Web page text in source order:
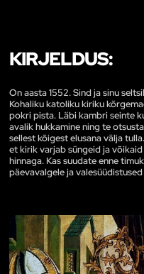
KIRJELDUS:
On aasta 1552. Sind ja sinu
Kohaliku katoliku kiriku
pokri pista. Läbi kambri seinte
avalik hukkamine ning te
sellest kõigest elusana välja
et kirik varjab süngeid ja
hinnaga. Kas suudate enne
päevavalgele ja